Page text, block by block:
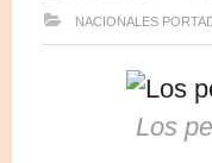
NACIONALES
Los